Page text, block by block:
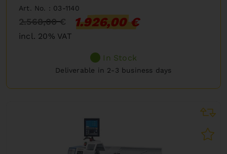
Art. No. : 03-1140
2.568,00 € 1.926,00 €
incl. 20% VAT
In Stock
Deliverable in 2-3 business days